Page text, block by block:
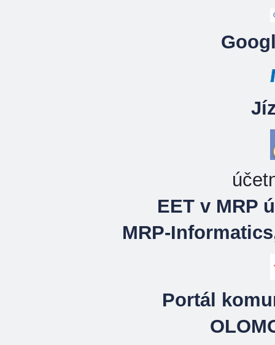
EET v MRP
MRP-
Portál